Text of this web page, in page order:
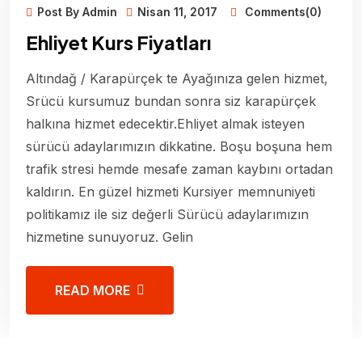
Post By Admin Nisan 11, 2017 Comments(0)
Ehliyet Kurs Fiyatları
Altındağ / Karapürçek te Ayağınıza gelen hizmet,
Srücü kursumuz bundan sonra siz karapürçek
halkına hizmet edecektir.Ehliyet almak isteyen
sürücü adaylarımızın dikkatine. Boşu boşuna hem
trafik stresi hemde mesafe zaman kaybını ortadan
kaldırın. En güzel hizmeti Kursiyer memnuniyeti
politikamız ile siz değerli Sürücü adaylarımızın
hizmetine sunuyoruz. Gelin
READ MORE